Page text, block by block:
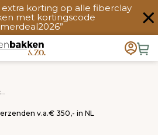
extra korting op alle fiberclay
met kortingscode
v.a.€ 350,- in NL